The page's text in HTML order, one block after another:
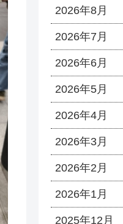
2026年8月
2026年7月
2026年6月
2026年5月
2026年4月
2026年3月
2026年2月
2026年1月
2025年12月